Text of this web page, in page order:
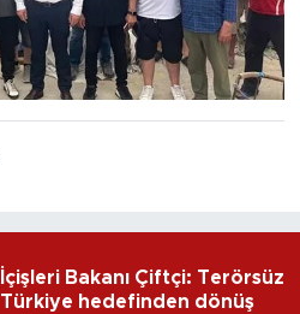
İçişleri Bakanı Çiftçi: Terörsüz
Türkiye hedefinden dönüş